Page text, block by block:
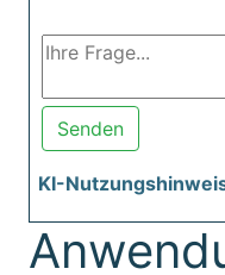
Senden
KI-